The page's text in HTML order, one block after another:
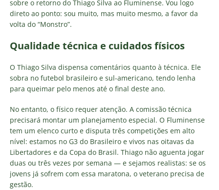
sobre o retorno do Thiago Silva ao Fluminense. Vou logo
direto ao ponto: sou muito, mas muito mesmo, a favor da
volta do “Monstro”.
Qualidade técnica e cuidados físicos
O Thiago Silva dispensa comentários quanto à técnica. Ele
sobra no futebol brasileiro e sul-americano, tendo lenha
para queimar pelo menos até o final deste ano.
No entanto, o físico requer atenção. A comissão técnica
precisará montar um planejamento especial. O Fluminense
tem um elenco curto e disputa três competições em alto
nível: estamos no G3 do Brasileiro e vivos nas oitavas da
Libertadores e da Copa do Brasil. Thiago não aguenta jogar
duas ou três vezes por semana — e sejamos realistas: se os
jovens já sofrem com essa maratona, o veterano precisa de
gestão.